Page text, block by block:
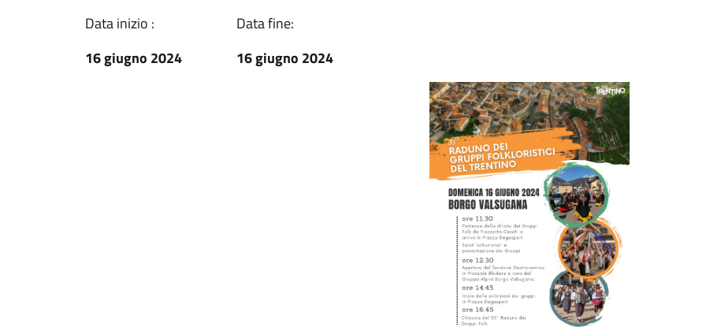
Data inizio :
16 giugno 2024
Data fine:
16 giugno 2024